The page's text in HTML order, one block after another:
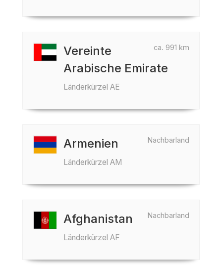
ca. 991 km
Vereinte
Arabische Emirate
Länderkürzel AE
Nachbarland
Armenien
Länderkürzel AM
Nachbarland
Afghanistan
Länderkürzel AF